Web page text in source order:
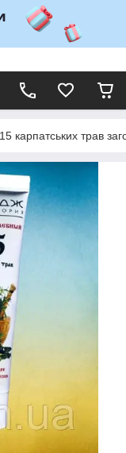
карпатських трав